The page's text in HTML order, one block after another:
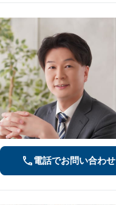
電話でお問い合わせ